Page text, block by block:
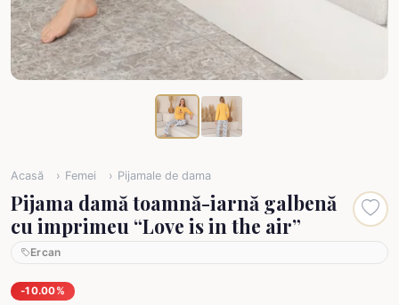
Acasă Femei Pijamale de dama
Pijama damă toamnă-iarnă galbenă
cu imprimeu “Love is in the air”
Ercan
-10.00%